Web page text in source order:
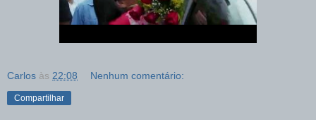
Carlos às 22:08 Nenhum comentário:
Compartilhar